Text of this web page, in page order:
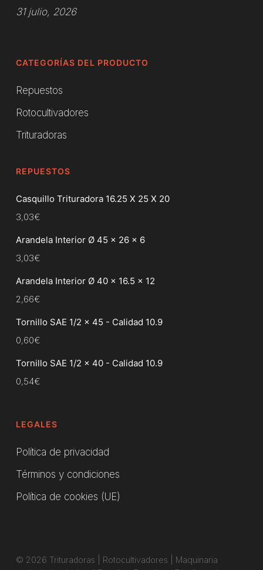
31 julio, 2026
CATEGORÍAS DEL PRODUCTO
Repuestos
Rotocultivadores
Trituradoras
REPUESTOS
Casquillo Trituradora 16.25 X 25 X 20
3,03€
Arandela Interior Ø 45 x 26 x 6
3,03€
Arandela Interior Ø 40 x 16.5 x 12
2,66€
Tornillo SAE 1/2 x 45 - Calidad 10.9
0,60€
Tornillo SAE 1/2 x 40 - Calidad 10.9
0,54€
LEGALES
Política de privacidad
Términos y condiciones
Política de cookies (UE)
© 2026 Trituradoras | Rotocultivadores | Maquinaria